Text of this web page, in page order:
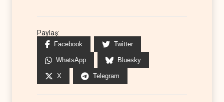
Paylaş:
Facebook Twitter
WhatsApp Bluesky
X Telegram